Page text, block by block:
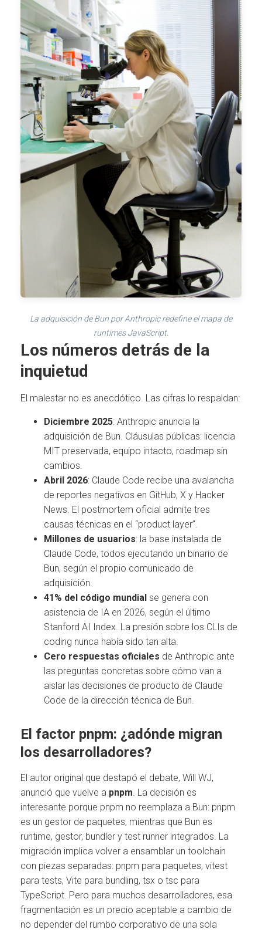
La adquisición de Bun por Anthropic redefine el mapa de
runtimes JavaScript.
Los números detrás de la
inquietud
El malestar no es anecdótico. Las cifras lo respaldan:
Diciembre 2025: Anthropic anuncia la
adquisición de Bun. Cláusulas públicas: licencia
MIT preservada, equipo intacto, roadmap sin
cambios.
Abril 2026: Claude Code recibe una avalancha
de reportes negativos en GitHub, X y Hacker
News. El postmortem oficial admite tres
causas técnicas en el “product layer”.
Millones de usuarios: la base instalada de
Claude Code, todos ejecutando un binario de
Bun, según el propio comunicado de
adquisición.
41% del código mundial se genera con
asistencia de IA en 2026, según el último
Stanford AI Index. La presión sobre los CLIs de
coding nunca había sido tan alta.
Cero respuestas oficiales de Anthropic ante
las preguntas concretas sobre cómo van a
aislar las decisiones de producto de Claude
Code de la dirección técnica de Bun.
El factor pnpm: ¿adónde migran
los desarrolladores?
El autor original que destapó el debate, Will WJ,
anunció que vuelve a pnpm. La decisión es
interesante porque pnpm no reemplaza a Bun: pnpm
es un gestor de paquetes, mientras que Bun es
runtime, gestor, bundler y test runner integrados. La
migración implica volver a ensamblar un toolchain
con piezas separadas: pnpm para paquetes, vitest
para tests, Vite para bundling, tsx o tsc para
TypeScript. Pero para muchos desarrolladores, esa
fragmentación es un precio aceptable a cambio de
no depender del rumbo corporativo de una sola